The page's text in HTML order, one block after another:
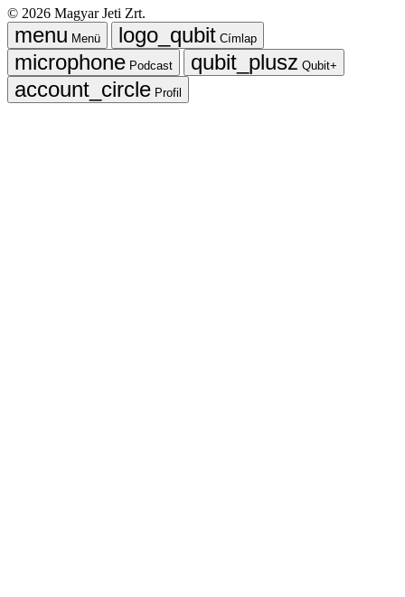
© 2026 Magyar Jeti Zrt.
Menü
Címlap
Podcast
Qubit+
Profil